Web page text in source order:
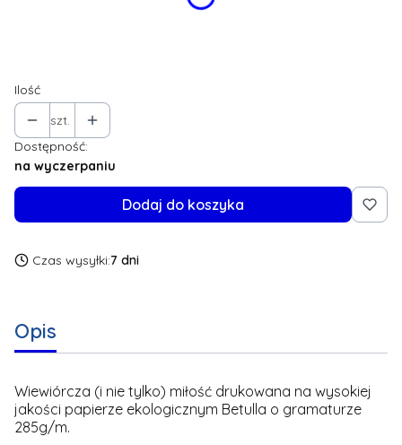
Ilość
szt.
Dostępność:
na wyczerpaniu
Dodaj do koszyka
Czas wysyłki:7 dni
Opis
Wiewiórcza (i nie tylko) miłość drukowana na wysokiej
jakości papierze ekologicznym Betulla o gramaturze
285g/m.